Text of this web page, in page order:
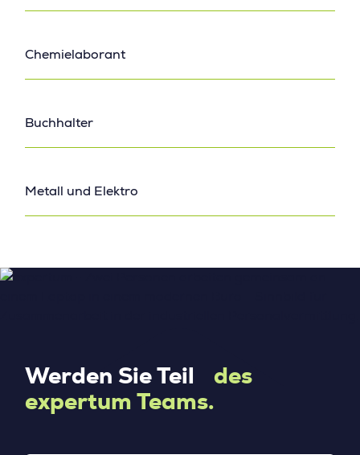
Chemielaborant
Buchhalter
Metall und Elektro
Werden Sie Teil des
expertum Teams.